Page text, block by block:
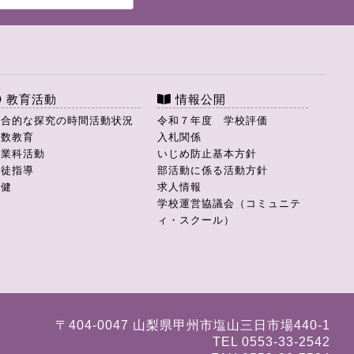
教育活動
的な探究の時間活動状況
教育
科活動
指導
情報公開
令和７年度 学校評価
入札関係
いじめ防止基本方針
部活動に係る活動方針
求人情報
学校運営協議会（コミュニテ
ィ・スクール）
〒404-0047 山梨県甲州市塩山三日市場440-1
TEL 0553-33-2542